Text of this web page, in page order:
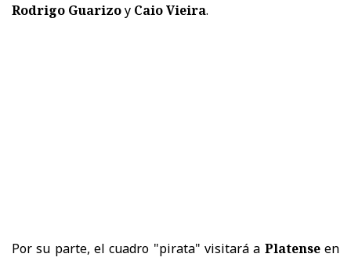
Rodrigo Guarizoy Caio Vieira.
Por su parte, el cuadro "pirata" visitará a Platenseen